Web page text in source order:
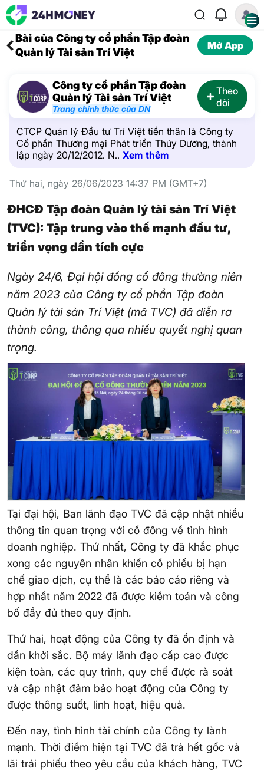
Bài của Công ty cổ phần Tập đoàn
Quản lý Tài sản Trí Việt
Mở App
Công ty cổ phần Tập đoàn
Quản lý Tài sản Trí Việt
Trang chính thức của DN
Theo
dõi
CTCP Quản lý Đầu tư Trí Việt tiền thân là Công ty
Cổ phần Thương mại Phát triển Thúy Dương, thành
lập ngày 20/12/2012. N.. Xem thêm
Thứ hai, ngày 26/06/2023 14:37 PM (GMT+7)
ĐHCĐ Tập đoàn Quản lý tài sản Trí Việt
(TVC): Tập trung vào thế mạnh đầu tư,
triển vọng dần tích cực
Ngày 24/6, Đại hội đồng cổ đông thường niên
năm 2023 của Công ty cổ phần Tập đoàn
Quản lý tài sản Trí Việt (mã TVC) đã diễn ra
thành công, thông qua nhiều quyết nghị quan
trọng.
Tại đại hội, Ban lãnh đạo TVC đã cập nhật nhiều
thông tin quan trọng với cổ đông về tình hình
doanh nghiệp. Thứ nhất, Công ty đã khắc phục
xong các nguyên nhân khiến cổ phiếu bị hạn
chế giao dịch, cụ thể là các báo cáo riêng và
hợp nhất năm 2022 đã được kiểm toán và công
bố đầy đủ theo quy định.
Thứ hai, hoạt động của Công ty đã ổn định và
dần khởi sắc. Bộ máy lãnh đạo cấp cao được
kiện toàn, các quy trình, quy chế được rà soát
và cập nhật đảm bảo hoạt động của Công ty
được thông suốt, linh hoạt, hiệu quả.
Đến nay, tình hình tài chính của Công ty lành
mạnh. Thời điểm hiện tại TVC đã trả hết gốc và
lãi trái phiếu theo yêu cầu của khách hàng, TVC